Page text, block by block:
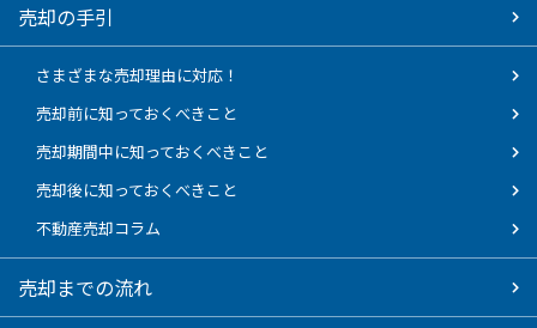
売却の手引
さまざまな売却理由に対応！
売却前に知っておくべきこと
売却期間中に知っておくべきこと
売却後に知っておくべきこと
不動産売却コラム
売却までの流れ